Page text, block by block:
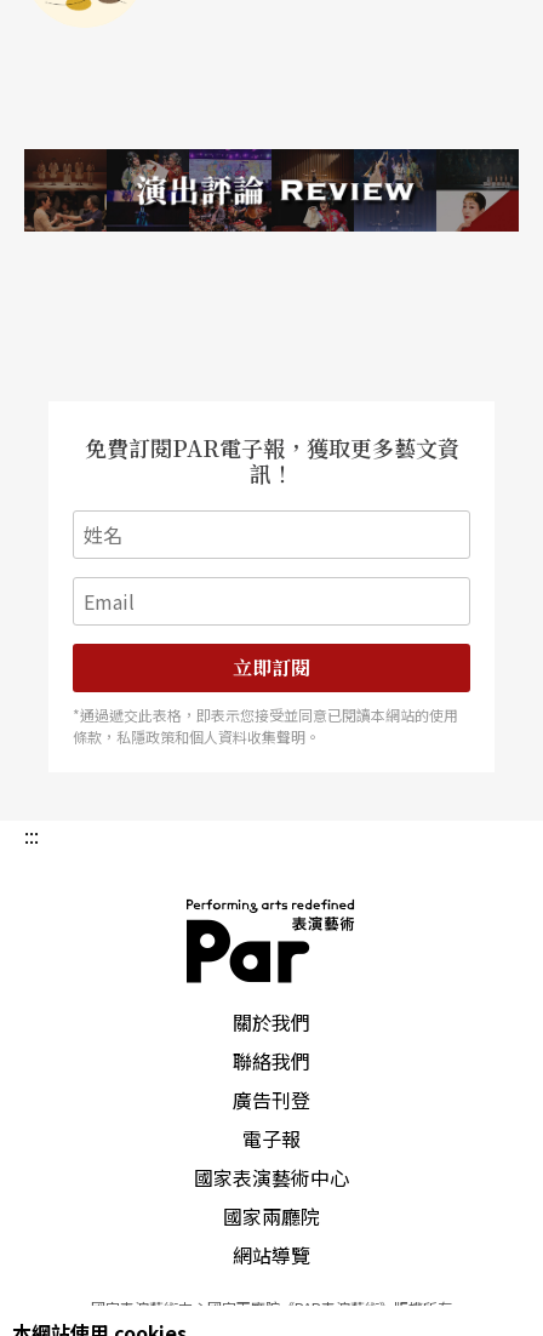
克里亞賓等作品，分享他思路精密的詮釋，和嚴峻
的俄羅斯學院派紮實的傳承，且讓我們向大師致
免費訂閱PAR電子報，獲取更多藝文資
訊！
立即訂閱
*通過遞交此表格，即表示您接受並同意已閱讀本網站的使用
條款，私隱政策和個人資料收集聲明。
:::
關於我們
聯絡我們
廣告刊登
電子報
國家表演藝術中心
國家兩廳院
網站導覽
國家表演藝術中心國家兩廳院《PAR表演藝術》版權所有